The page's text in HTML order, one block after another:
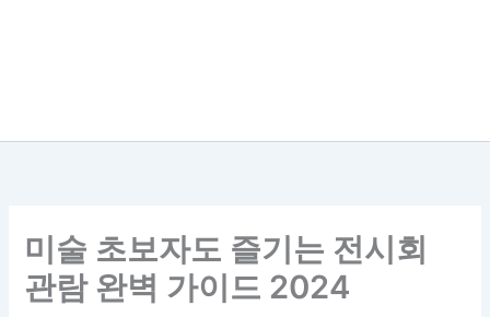
미술 초보자도 즐기는 전시회
관람 완벽 가이드 2024